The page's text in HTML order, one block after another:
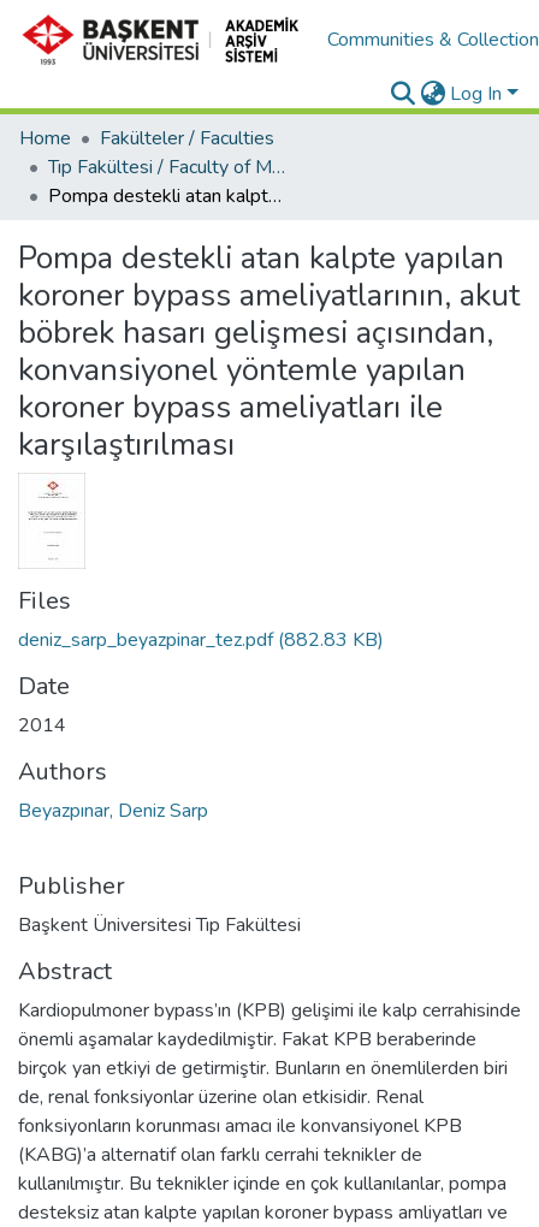
Communities &
Log In
Home
Fakülteler / Faculties
Tıp Fakültesi / Faculty of Medicine
Pompa destekli atan kalpte yapılan koroner bypass ameliyatlarının, akut böbrek hasarı gelişmesi açısından, konvansiyonel yöntemle yapılan koroner bypass ameliyatları ile karşılaştırılması
Pompa destekli atan kalpte yapılan
koroner bypass ameliyatlarının, akut
böbrek hasarı gelişmesi açısından,
konvansiyonel yöntemle yapılan
koroner bypass ameliyatları ile
karşılaştırılması
Files
deniz_sarp_beyazpinar_tez.pdf(882.83 KB)
Date
2014
Authors
Beyazpınar, Deniz Sarp
Publisher
Başkent Üniversitesi Tıp Fakültesi
Abstract
Kardiopulmoner bypass’ın (KPB) gelişimi ile kalp cerrahisinde
önemli aşamalar kaydedilmiştir. Fakat KPB beraberinde
birçok yan etkiyi de getirmiştir. Bunların en önemlilerden biri
de, renal fonksiyonlar üzerine olan etkisidir. Renal
fonksiyonların korunması amacı ile konvansiyonel KPB
(KABG)’a alternatif olan farklı cerrahi teknikler de
kullanılmıştır. Bu teknikler içinde en çok kullanılanlar, pompa
desteksiz atan kalpte yapılan koroner bypass amliyatları ve